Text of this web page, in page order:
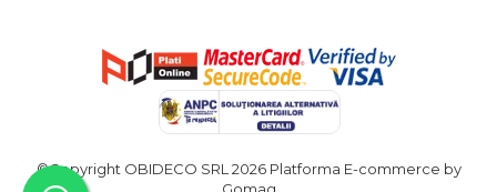
©Copyright OBIDECO SRL 2026 Platforma E-commerce by